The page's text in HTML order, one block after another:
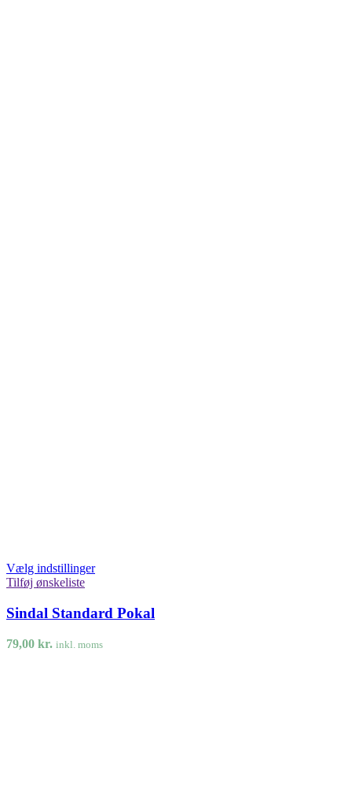
Vælg indstillinger
Tilføj ønskeliste
Sindal Standard Pokal
79,00 kr. inkl. moms